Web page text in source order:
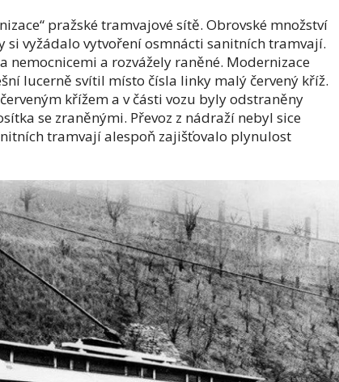
pražské tramvajové sítě. Obrovské množství
si vyžádalo vytvoření osmnácti sanitních tramvají.
a rozvážely raněné. Modernizace
lucerně svítil místo čísla linky malý červený kříž.
křížem a v části vozu byly odstraněny
se zraněnými. Převoz z nádraží nebyl sice
tramvají alespoň zajišťovalo plynulost